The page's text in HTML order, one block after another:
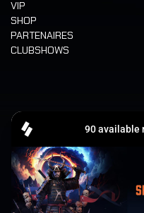
VIP
SHOP
PARTENAIRES
CLUBSHOWS